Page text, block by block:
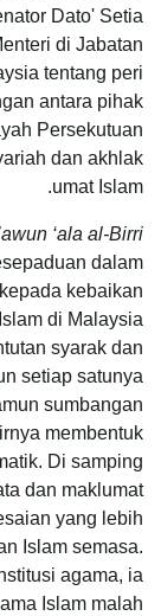
Dato' Setia
di Jabatan
tentang peri
antara pihak
Persekutuan
dan akhlak
umat Islam.
‘ala al-Birri
dalam
kebaikan
di Malaysia
syarak dan
setiap satunya
sumbangan
membentuk
Di samping
dan maklumat
yang lebih
Islam semasa.
agama, ia
Islam malah